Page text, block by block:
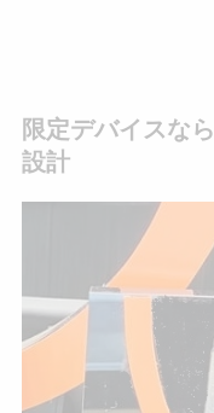
限定デバイスな
設計